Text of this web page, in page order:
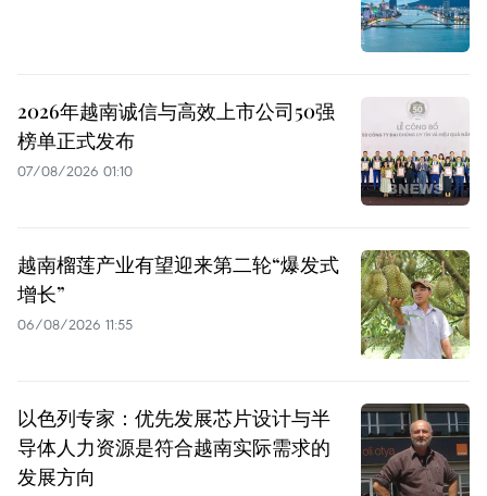
2026年越南诚信与高效上市公司50强
榜单正式发布
07/08/2026 01:10
越南榴莲产业有望迎来第二轮“爆发式
增长”
06/08/2026 11:55
以色列专家：优先发展芯片设计与半
导体人力资源是符合越南实际需求的
发展方向